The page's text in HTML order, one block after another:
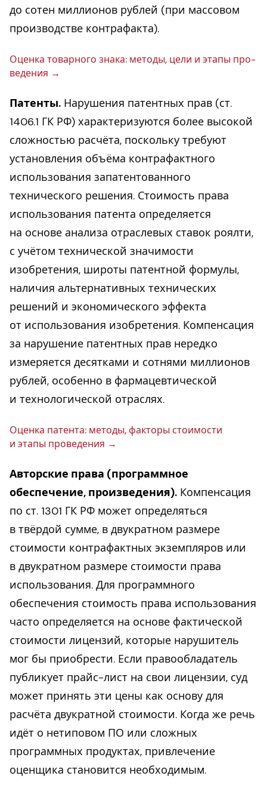
до сотен миллионов рублей (при массовом
производстве контрафакта).
Оценка то­вар­но­го знака: методы, цели и этапы про­
ве­де­ния
Патенты. Нарушения патентных прав (ст.
1406.1 ГК РФ) характеризуются более высокой
сложностью расчёта, поскольку требуют
установления объёма контрафактного
использования запатентованного
технического решения. Стоимость права
использования патента определяется
на основе анализа отраслевых ставок роялти,
с учётом технической значимости
изобретения, широты патентной формулы,
наличия альтернативных технических
решений и экономического эффекта
от использования изобретения. Компенсация
за нарушение патентных прав нередко
измеряется десятками и сотнями миллионов
рублей, особенно в фармацевтической
и технологической отраслях.
Оценка патента: методы, факторы сто­и­мо­сти
и этапы про­ве­де­ния
Авторские права (программное
обеспечение, произведения). Компенсация
по ст. 1301 ГК РФ может определяться
в твёрдой сумме, в двукратном размере
стоимости контрафактных экземпляров или
в двукратном размере стоимости права
использования. Для программного
обеспечения стоимость права использования
часто определяется на основе фактической
стоимости лицензий, которые нарушитель
мог бы приобрести. Если правообладатель
публикует прайс-лист на свои лицензии, суд
может принять эти цены как основу для
расчёта двукратной стоимости. Когда же речь
идёт о нетиповом ПО или сложных
программных продуктах, привлечение
оценщика становится необходимым.